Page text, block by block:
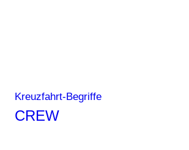
Kreuzfahrt-Begriffe
CREW